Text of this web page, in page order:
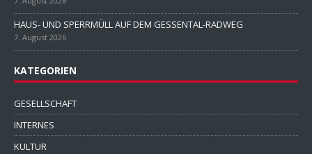
HAUS- UND SPERRMÜLL AUF DEM GESSENTAL-RADWEG
7. August 2026
KATEGORIEN
GESELLSCHAFT
INTERNES
KULTUR